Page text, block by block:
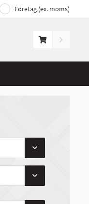
Företag (ex. moms)